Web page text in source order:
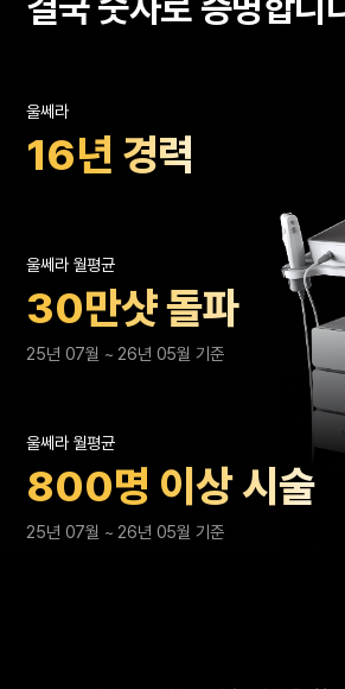
피부결이 매끄럽고 잔주름도 덜
탄력이 오래 유지됐음 좋겠어
수분감 필요하신 분들 꼭 한
신기하게.. 얼굴이 얄쌍해지기
싶었어요..!!!3개월 때 효과가
기대하고 있는데 아직 2개월
방법으로 피부 관리하면서 지
부작용 없이 효과 잘 보고 있
되고지금까지 느낀 거로는많
고른 건 운명이었다는 생각이
울쎄라
16년 경력
울쎄라 월평균
30만샷 돌파
25년 07월 ~ 26년 05월 기준
울쎄라 월평균
800명 이상 시술
25년 07월 ~ 26년 05월 기준